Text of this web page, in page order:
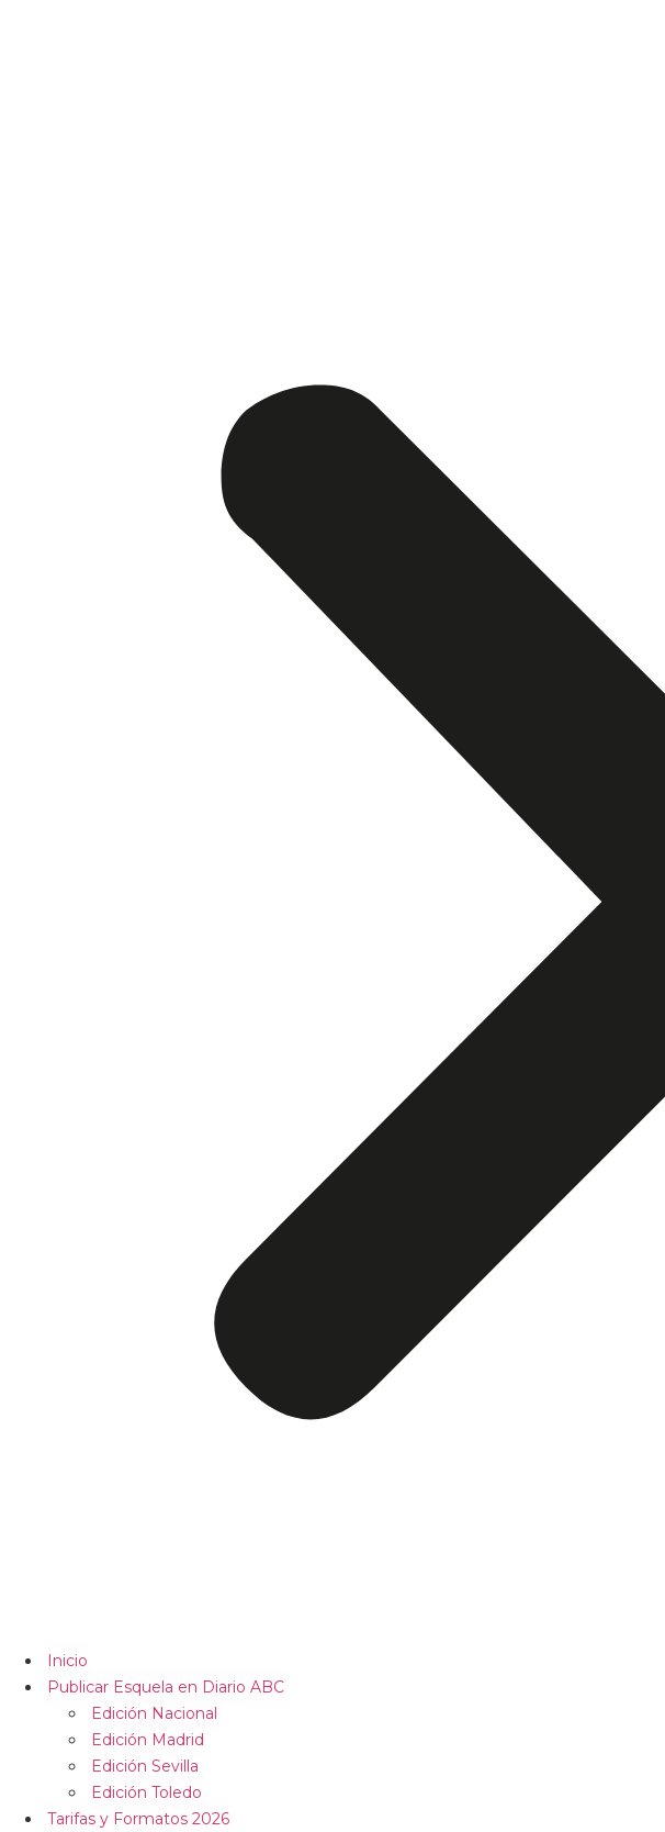
Inicio
Publicar Esquela en Diario ABC
Edición Nacional
Edición Madrid
Edición Sevilla
Edición Toledo
Tarifas y Formatos 2026